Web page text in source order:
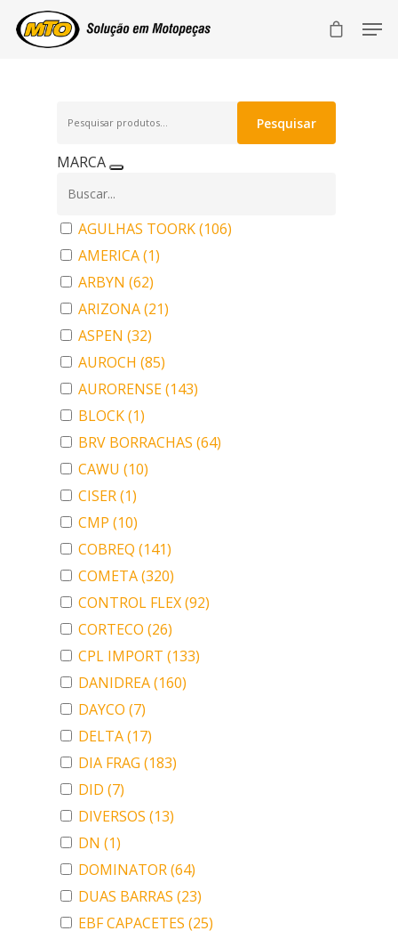
por:
Pesquisar
MARCA
AGULHAS TOORK(106)
AMERICA(1)
ARBYN (62)
ARIZONA(21)
ASPEN (32)
AUROCH (85)
AURORENSE(143)
BLOCK(1)
BRV BORRACHAS (64)
CAWU (10)
CISER(1)
CMP (10)
COBREQ (141)
COMETA(320)
CONTROL FLEX(92)
CORTECO (26)
CPL IMPORT (133)
DANIDREA(160)
DAYCO (7)
DELTA(17)
DIA FRAG (183)
DID (7)
DIVERSOS (13)
DN (1)
DOMINATOR(64)
DUAS BARRAS (23)
EBF CAPACETES (25)